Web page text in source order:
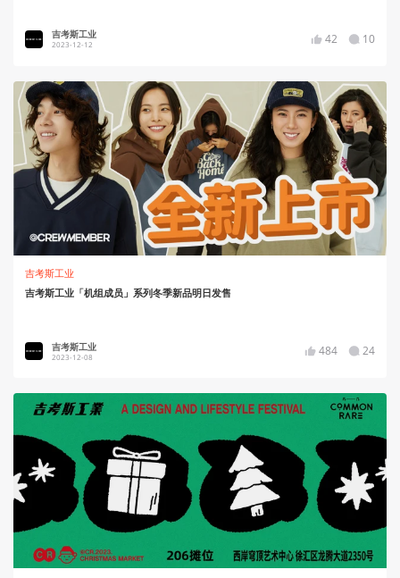
吉考斯工业
2023-12-12 42 10
吉考斯工业
吉考斯工业「机组成员」系列冬季新品明日发售
吉考斯工业
2023-12-08 484 24